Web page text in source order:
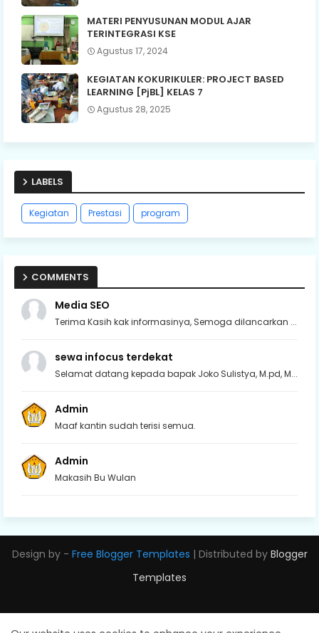
MATERI PENYUSUNAN MODUL AJAR
TERINTEGRASI KSE
Agustus 17, 2024
KEGIATAN KOKURIKULER: PROJECT BASED
LEARNING [PjBL] KELAS 7
Agustus 28, 2025
LABELS
Kegiatan Prestasi program
COMMENTS
Media SEO
Terima Kasih kak informasinya, Semoga dilancarkan ...
sewa infocus terdekat
Selamat datang kepada bapak Joko Sulistya, M.pd, M...
Admin
Maaf kantin sudah terisi semua.
Admin
Makasih Bu Wulan
Design by - Free Blogger Templates | Distributed by Blogger
Templates